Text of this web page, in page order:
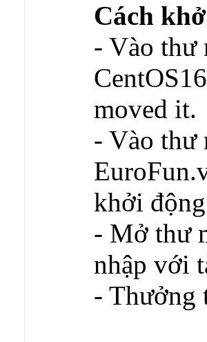
Cách
- Vào thư
moved it.
- Vào thư
khởi
- Mở thư
nhập với
- Thưởng